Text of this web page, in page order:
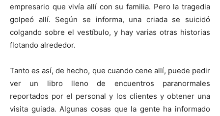
empresario que vivía allí con su familia. Pero la tragedia
golpeó allí. Según se informa, una criada se suicidó
colgando sobre el vestíbulo, y hay varias otras historias
flotando alrededor.
Tanto es así, de hecho, que cuando cene allí, puede pedir
ver un libro lleno de encuentros paranormales
reportados por el personal y los clientes y obtener una
visita guiada. Algunas cosas que la gente ha informado